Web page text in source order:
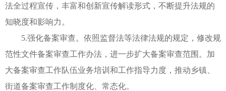
法全过程宣传，丰富和创新宣传解读形式，不断提升法规的
知晓度和影响力。
5.强化备案审查。依照监督法等法律法规的规定，修改规
范性文件备案审查工作办法，进一步扩大备案审查范围。加
大备案审查工作队伍业务培训和工作指导力度，推动乡镇、
街道备案审查工作制度化、常态化。